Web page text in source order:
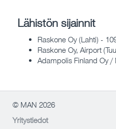
Lähistön sijainnit
Raskone Oy (Lahti) -
Raskone Oy, Airport
Adampolis Finland Oy
© MAN 2026
Yritystiedot